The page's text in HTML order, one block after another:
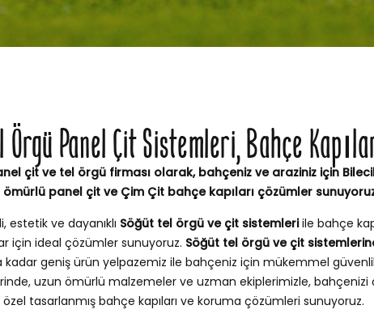
Panel Çit Sistemleri, Bahçe
çit ve tel örgü firması olarak, bahçeniz ve araziniz için
ömürlü panel çit ve Çim Çit bahçe kapıları çözümler
estetik ve dayanıklı Söğüt tel örgü ve çit sistemleriile bahçe
için ideal çözümler sunuyoruz. Söğüt tel örgü ve çit
kadar geniş ürün yelpazemiz ile bahçeniz için mükemmel
uzun ömürlü malzemeler ve uzman ekiplerimizle, bahçenizi
tasarlanmış bahçe kapıları ve koruma çözümleri sunuyoruz.